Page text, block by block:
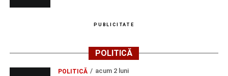
PUBLICITATE
POLITICĂ
POLITICĂ acum 2 luni